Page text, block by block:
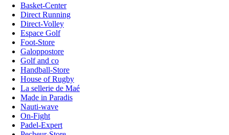
Basket-Center
Direct Running
Direct-Volley
Espace Golf
Foot-Store
Galoppostore
Golf and co
Handball-Store
House of Rugby
La sellerie de Maé
Made in Paradis
Nauti-wave
On-Fight
Padel-Expert